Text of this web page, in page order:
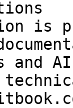
is
and